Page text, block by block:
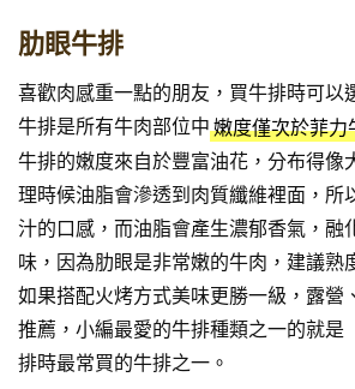
肋眼牛排
喜歡肉感重一點的朋友，買牛排時可以
牛排是所有牛肉部位中 嫩度僅次於菲力
牛排的嫩度來自於豐富油花，分布得像
理時候油脂會滲透到肉質纖維裡面，所
汁的口感，而油脂會產生濃郁香氣，融
味，因為肋眼是非常嫩的牛肉，建議熟
如果搭配火烤方式美味更勝一級，露營
推薦，小編最愛的牛排種類之一的就是
排時最常買的牛排之一。